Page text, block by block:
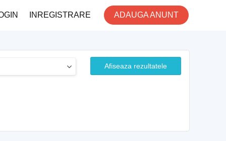
ADAUGA ANUNT
INREGISTRARE
Afiseaza rezultatele